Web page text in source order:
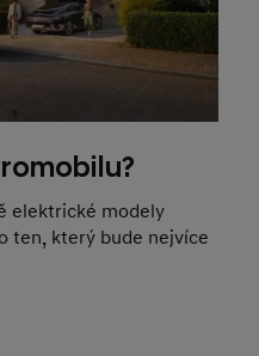
elektrické modely
ten, který bude nejvíce